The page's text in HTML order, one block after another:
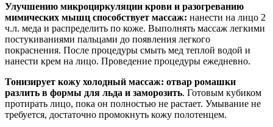
Улучшению микроциркуляции крови и разогреванию
мимических мышц способствует массаж: нанести на лицо 2
ч.л. меда и распределить по коже. Выполнять массаж легкими
постукиваниями пальцами до появления легкого
покраснения. После процедуры смыть мед теплой водой и
нанести крем на лицо. Проведение процедуры ежедневно.
Тонизирует кожу холодный массаж: отвар ромашки
разлить в формы для льда и заморозить. Готовым кубиком
протирать лицо, пока он полностью не растает. Умывание не
требуется, достаточно промокнуть кожу полотенцем.